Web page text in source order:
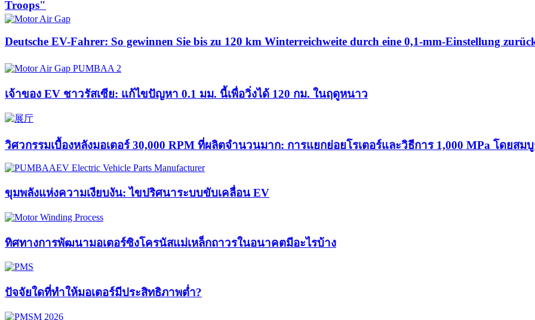
Troops"
Deutsche EV-Fahrer: So gewinnen Sie bis zu 120 km Winterreichweite durch eine 0,1-mm-Einstellung
เจ้าของ EV ชาวรัสเซีย: แก้ไขปัญหา 0.1 มม. นี้เพื่อวิ่งได้ 120 กม. ในฤดูหนาว
วิศวกรรมเบื้องหลังมอเตอร์ 30,000 RPM ที่ผลิตจำนวนมาก: การแยกย่อยโรเตอร์และวิธีการ 1,000 MPa โดยสม
ขุมพลังแห่งความเงียบงัน: ไขปริศนาระบบขับเคลื่อน EV
ทิศทางการพัฒนามอเตอร์ซิงโครนัสแม่เหล็กถาวรในอนาคตมีอะไรบ้าง
ปัจจัยใดที่ทำให้มอเตอร์มีประสิทธิภาพต่ำ?